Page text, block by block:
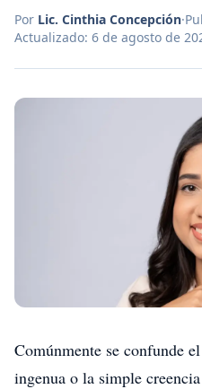
Por Lic. Cinthia Concepción·
Actualizado: 6 de agosto de
Comúnmente se confunde
ingenua o la simple